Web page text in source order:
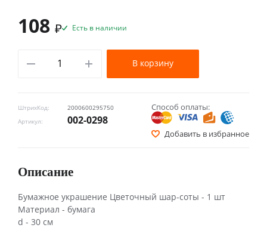
ШтрихКод:
2000600295750
Артикул:
002-0298
Способ оплаты:
Добавить в избранное
108 ₽ Есть в наличии
В корзину
Описание
Бумажное украшение Цветочный шар-соты - 1 шт
Материал - бумага
d - 30 см